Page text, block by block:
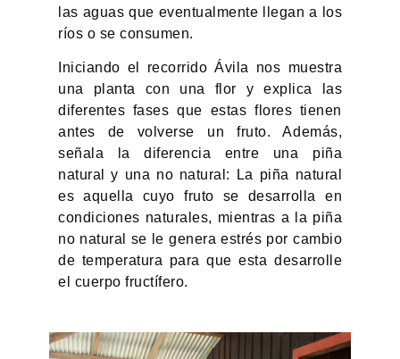
las aguas que eventualmente llegan a los
ríos o se consumen.
Iniciando el recorrido Ávila nos muestra
una planta con una flor y explica las
diferentes fases que estas flores tienen
antes de volverse un fruto. Además,
señala la diferencia entre una piña
natural y una no natural: La piña natural
es aquella cuyo fruto se desarrolla en
condiciones naturales, mientras a la piña
no natural se le genera estrés por cambio
de temperatura para que esta desarrolle
el cuerpo fructífero.